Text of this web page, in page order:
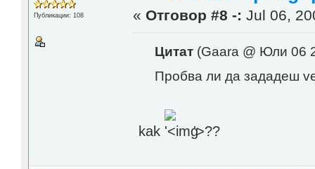
Публикации: 108 « Отговор #8 -: Jul 06,
Цитат(Gaara @ Юли 06
Пробва ли да зададеш
kak '>??